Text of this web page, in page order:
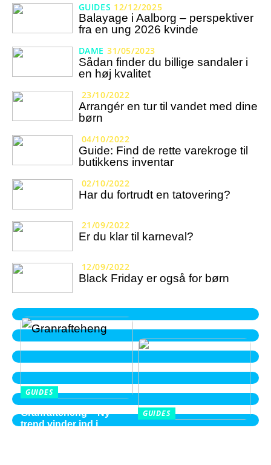
GUIDES 12/12/2025
Balayage i Aalborg – perspektiver
fra en ung 2026 kvinde
DAME 31/05/2023
Sådan finder du billige sandaler i
en høj kvalitet
23/10/2022
Arrangér en tur til vandet med dine
børn
04/10/2022
Guide: Find de rette varekroge til
butikkens inventar
02/10/2022
Har du fortrudt en tatovering?
21/09/2022
Er du klar til karneval?
12/09/2022
Black Friday er også for børn
GUIDES
Granrafteheng – Ny
trend vinder ind i
GUIDES